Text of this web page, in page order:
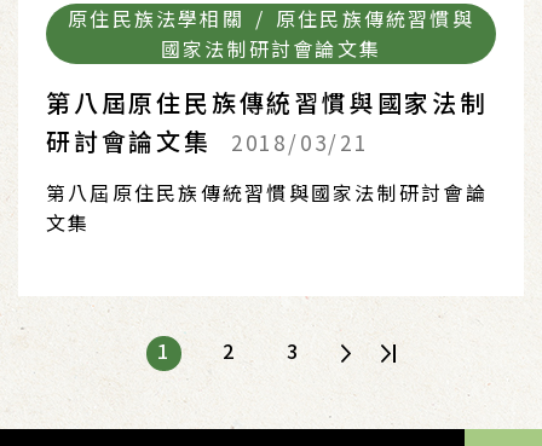
原住民族法學相關 / 原住民族傳統習慣與
國家法制研討會論文集
第八屆原住民族傳統習慣與國家法制
研討會論文集
2018/03/21
第八屆原住民族傳統習慣與國家法制研討會論
文集
1 2 3